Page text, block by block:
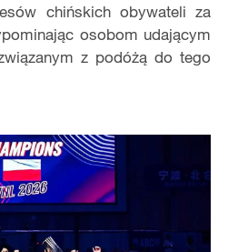
chińskich obywateli za
osobom udającym
z podóżą do tego